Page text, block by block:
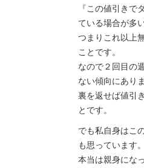
『この値引きで
ている場合が多
つまりこれ以上
ことです。
なので２回目の
ない傾向にありま
裏を返せば値引
とです。
でも私自身はこ
も思っています。
本当は親身にな